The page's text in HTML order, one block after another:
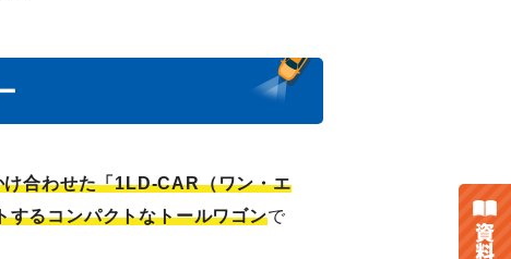
合わせた「1LD-CAR（ワン・エ
するコンパクトなトールワゴンで